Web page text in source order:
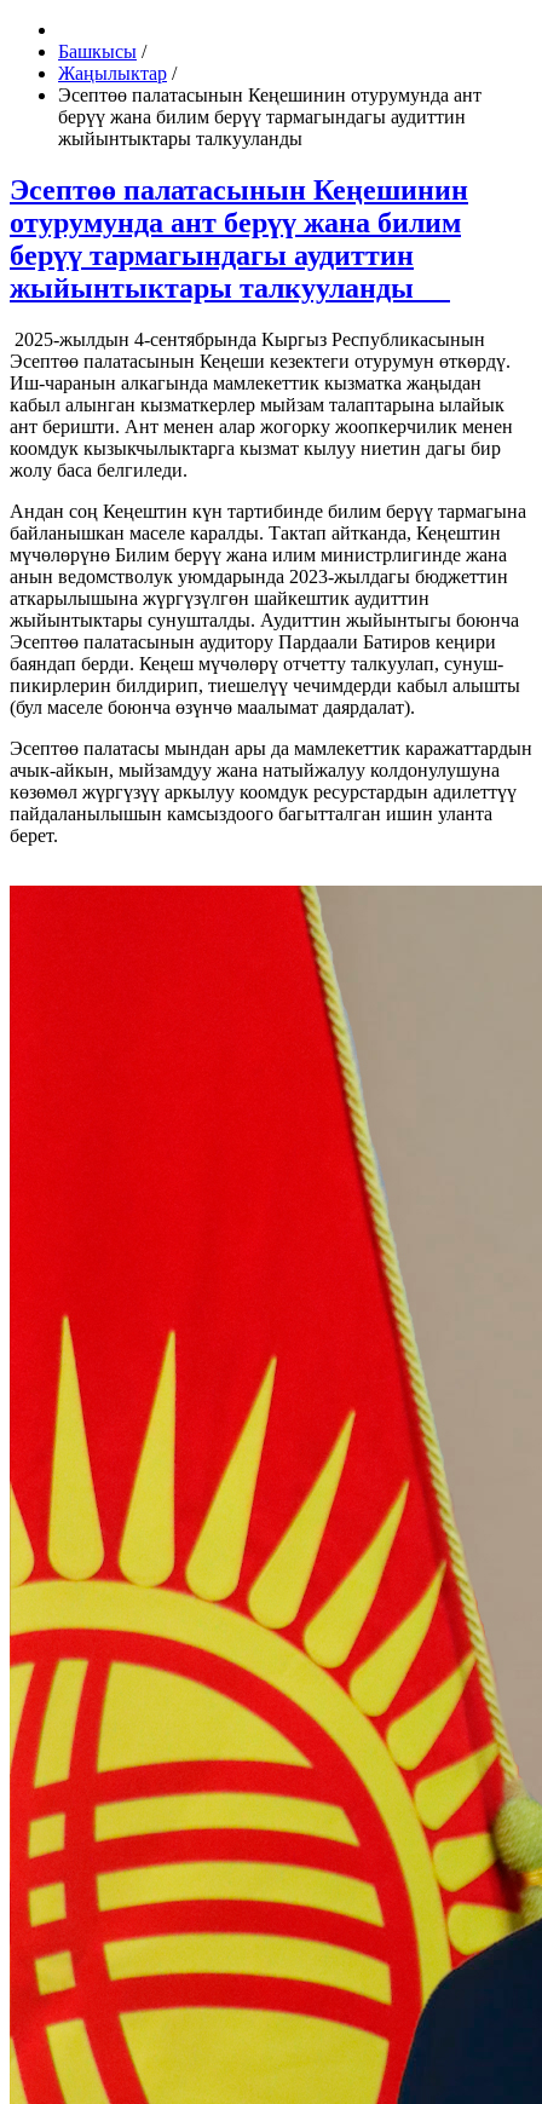
Башкысы /
Жаңылыктар /
Эсептөө палатасынын Кеңешинин отурумунда ант
берүү жана билим берүү тармагындагы аудиттин
жыйынтыктары талкууланды
Эсептөө палатасынын Кеңешинин
отурумунда ант берүү жана билим
берүү тармагындагы аудиттин
жыйынтыктары талкууланды
2025-жылдын 4-сентябрында Кыргыз Республикасынын
Эсептөө палатасынын Кеңеши кезектеги отурумун өткөрдү.
Иш-чаранын алкагында мамлекеттик кызматка жаңыдан
кабыл алынган кызматкерлер мыйзам талаптарына ылайык
ант беришти. Ант менен алар жогорку жоопкерчилик менен
коомдук кызыкчылыктарга кызмат кылуу ниетин дагы бир
жолу баса белгиледи.
Андан соң Кеңештин күн тартибинде билим берүү тармагына
байланышкан маселе каралды. Тактап айтканда, Кеңештин
мүчөлөрүнө Билим берүү жана илим министрлигинде жана
анын ведомстволук уюмдарында 2023-жылдагы бюджеттин
аткарылышына жүргүзүлгөн шайкештик аудиттин
жыйынтыктары сунушталды. Аудиттин жыйынтыгы боюнча
Эсептөө палатасынын аудитору Пардаали Батиров кеңири
баяндап берди. Кеңеш мүчөлөрү отчетту талкуулап, сунуш-
пикирлерин билдирип, тиешелүү чечимдерди кабыл алышты
(бул маселе боюнча өзүнчө маалымат даярдалат).
Эсептөө палатасы мындан ары да мамлекеттик каражаттардын
ачык-айкын, мыйзамдуу жана натыйжалуу колдонулушуна
көзөмөл жүргүзүү аркылуу коомдук ресурстардын адилеттүү
пайдаланылышын камсыздоого багытталган ишин уланта
берет.